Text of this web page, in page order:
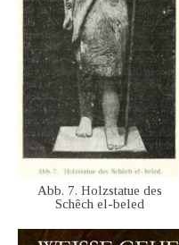
Abb. 7. Holzstatue des
Schêch el-beled